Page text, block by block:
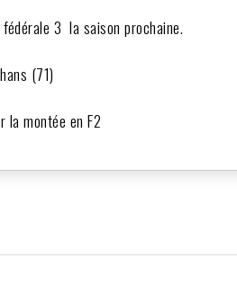
3 la saison prochaine.
(71)
la montée en F2